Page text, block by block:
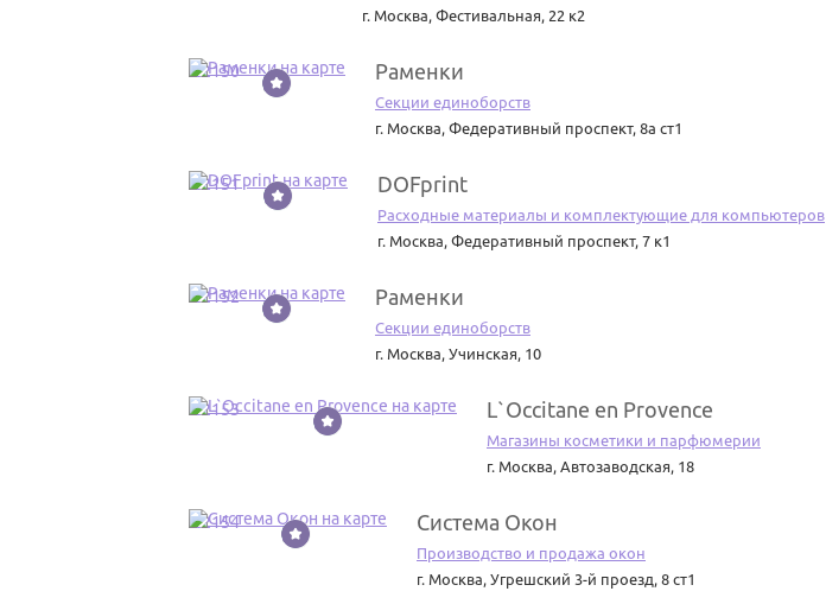
г. Москва, Фестивальная, 22 к2
22150 Раменки
Секции единоборств
г. Москва, Федеративный проспект, 8а ст1
22151 DOFprint
Расходные материалы и комплектующие для компьютеров
г. Москва, Федеративный проспект, 7 к1
22152 Раменки
Секции единоборств
г. Москва, Учинская, 10
22153 L`Occitane en Provence
Магазины косметики и парфюмерии
г. Москва, Автозаводская, 18
22154 Система Окон
Производство и продажа окон
г. Москва, Угрешский 3-й проезд, 8 ст1